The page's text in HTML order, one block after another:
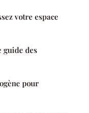
votre espace
guide des
pour